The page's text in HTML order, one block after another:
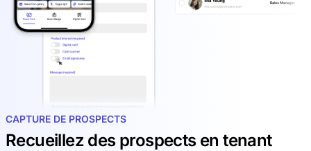
CAPTURE DE PROSPECTS
Recueillez des prospects en tenant